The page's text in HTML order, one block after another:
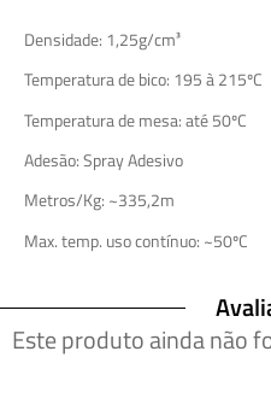
Densidade: 1,25g/cm³
Temperatura de bico: 195 à 215ºC
Temperatura de mesa: até 50ºC
Adesão: Spray Adesivo
Metros/Kg: ~335,2m
Max. temp. uso contínuo: ~50ºC
Este produto ainda não